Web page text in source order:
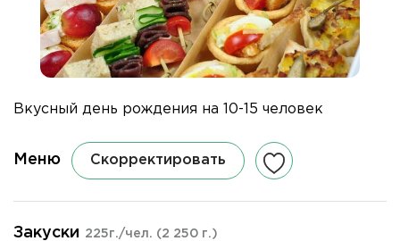
Вкусный день рождения на 10-15 человек
Меню Скорректировать
Закуски 225г./чел. (2 250 г.)